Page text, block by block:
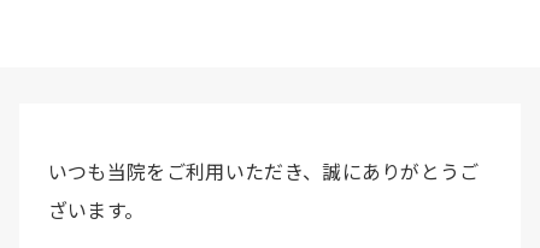
いつも当院をご利用いただき、誠にありがとうご
ざいます。